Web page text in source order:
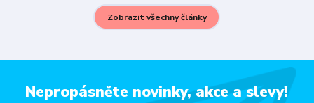
Zobrazit všechny články
Nepropásněte novinky, akce a slevy!